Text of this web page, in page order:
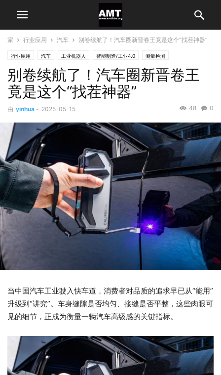
家 行业应用 汽车 别卷续航了！汽车圈新晋卷王竟是这个“找茬神器”
行业应用 汽车 工业机器人 智能制造/工业4.0 测量检测
别卷续航了！汽车圈新晋卷王
竟是这个“找茬神器”
由 yinhua - 2025-05-15 0
48
当中国汽车工业驶入快车道，消费者对品质的追求早已从“能用”
升级到“讲究”。车身缝隙是否均匀、接缝是否平整，这些肉眼可
见的细节，正成为衡量一辆汽车高级感的关键指标。